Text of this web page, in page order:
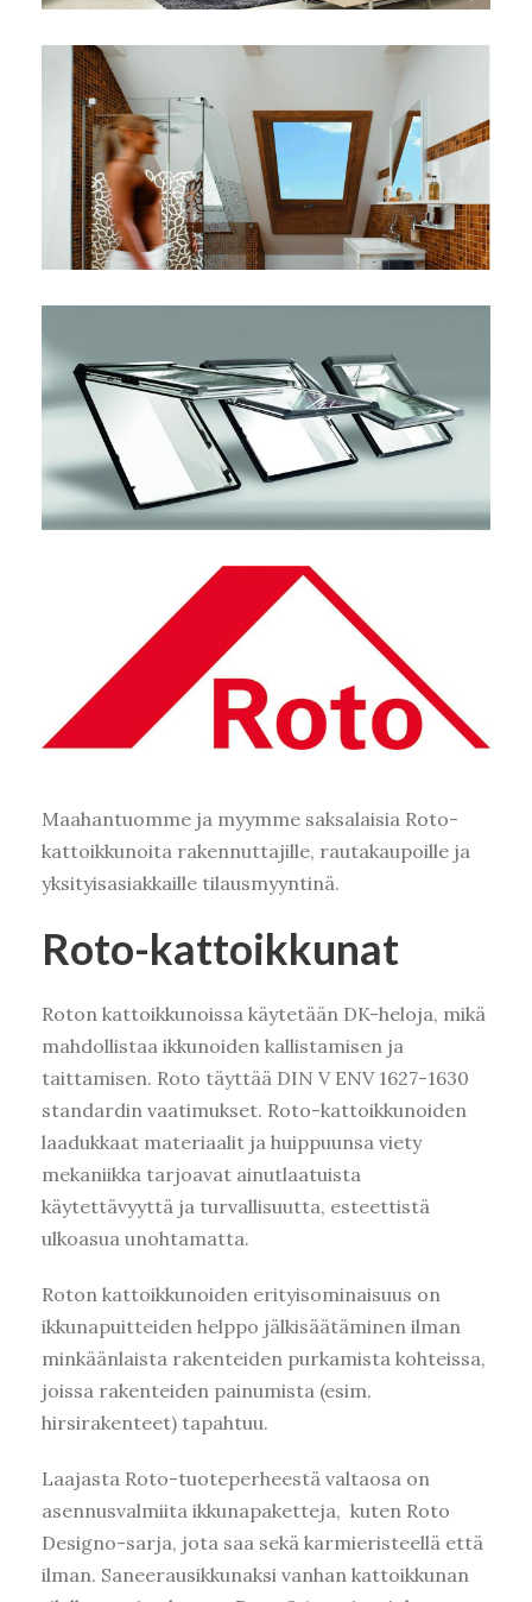
Maahantuomme ja myymme saksalaisia Roto-
kattoikkunoita rakennuttajille, rautakaupoille ja
yksityisasiakkaille tilausmyyntinä.
Roto-kattoikkunat
Roton kattoikkunoissa käytetään DK-heloja, mikä
mahdollistaa ikkunoiden kallistamisen ja
taittamisen. Roto täyttää DIN V ENV 1627-1630
standardin vaatimukset. Roto-kattoikkunoiden
laadukkaat materiaalit ja huippuunsa viety
mekaniikka tarjoavat ainutlaatuista
käytettävyyttä ja turvallisuutta, esteettistä
ulkoasua unohtamatta.
Roton kattoikkunoiden erityisominaisuus on
ikkunapuitteiden helppo jälkisäätäminen ilman
minkäänlaista rakenteiden purkamista kohteissa,
joissa rakenteiden painumista (esim.
hirsirakenteet) tapahtuu.
Laajasta Roto-tuoteperheestä valtaosa on
asennusvalmiita ikkunapaketteja, kuten Roto
Designo-sarja, jota saa sekä karmieristeellä että
ilman. Saneerausikkunaksi vanhan kattoikkunan